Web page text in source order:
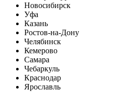
Новосибирск
Уфа
Казань
Ростов-на-Дону
Челябинск
Кемерово
Самара
Чебаркуль
Краснодар
Ярославль